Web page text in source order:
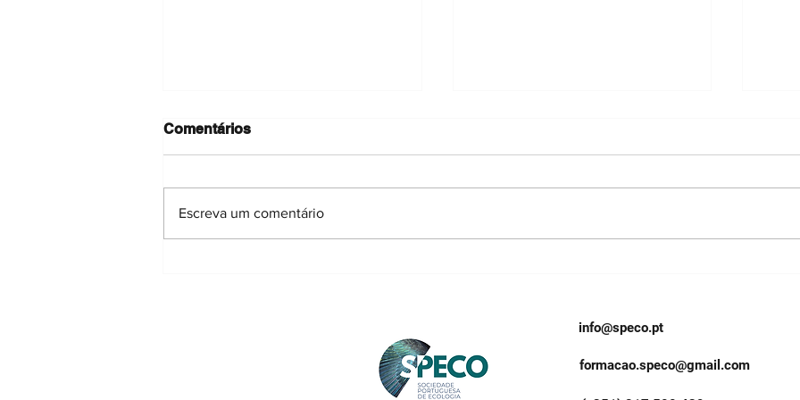
Comentários
Escreva um comentário
info@speco.pt
formacao.speco@gmail.com